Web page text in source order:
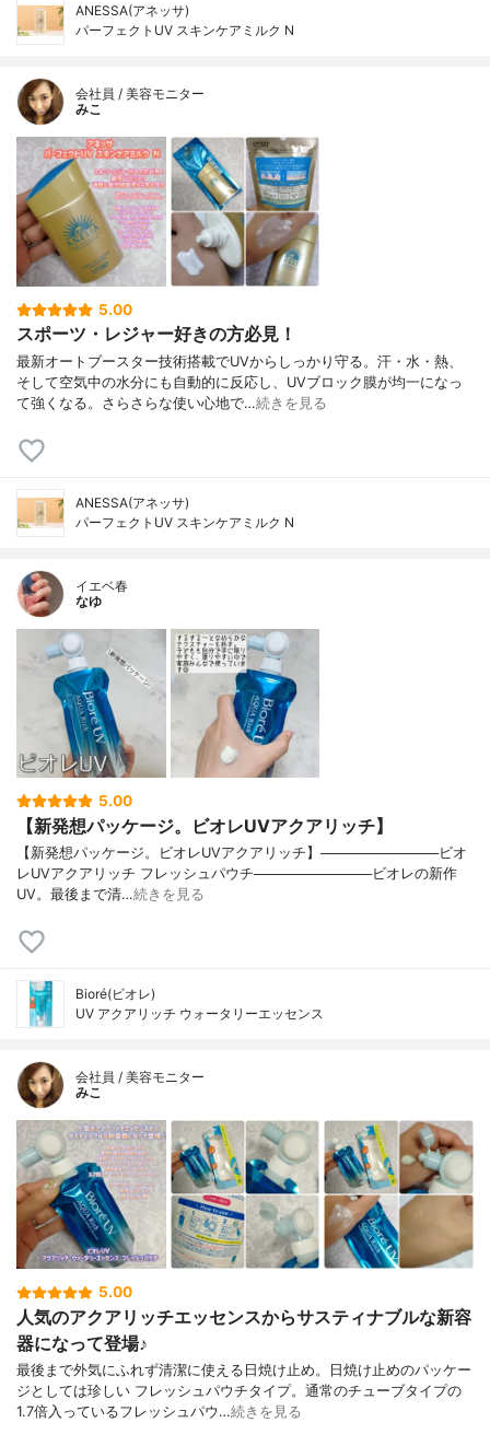
ANESSA(アネッサ)
パーフェクトUV スキンケアミルク N
会社員 / 美容モニター
みこ
5.00
スポーツ・レジャー好きの方必見！
最新オートブースター技術搭載でUVからしっかり守る。汗・水・熱、
そして空気中の水分にも自動的に反応し、UVブロック膜が均一になっ
て強くなる。さらさらな使い心地で…続きを見る
ANESSA(アネッサ)
パーフェクトUV スキンケアミルク N
イエベ春
なゆ
5.00
【新発想パッケージ。ビオレUVアクアリッチ】
【新発想パッケージ。ビオレUVアクアリッチ】────────────ビオ
レUVアクアリッチ フレッシュパウチ────────────ビオレの新作
UV。最後まで清…続きを見る
Bioré(ビオレ)
UV アクアリッチ ウォータリーエッセンス
会社員 / 美容モニター
みこ
5.00
人気のアクアリッチエッセンスからサスティナブルな新容
器になって登場♪
最後まで外気にふれず清潔に使える日焼け止め。日焼け止めのパッケー
ジとしては珍しい フレッシュパウチタイプ。通常のチューブタイプの
1.7倍入っているフレッシュパウ…続きを見る